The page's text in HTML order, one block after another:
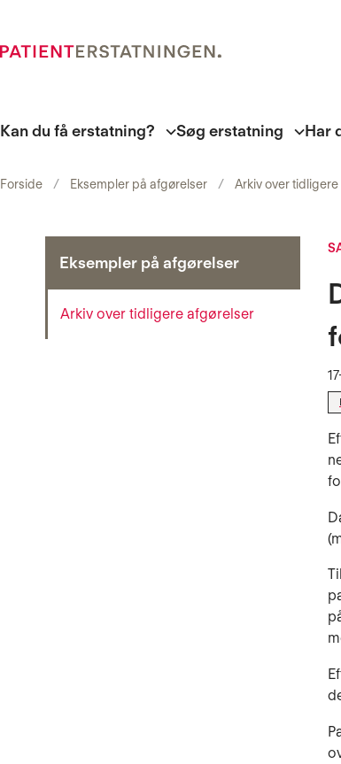
Kan du få erstatning? Søg erstatning Har
Forside Eksempler på afgørelser Arkiv over
Eksempler på afgørelser
Arkiv over tidligere afgørelser